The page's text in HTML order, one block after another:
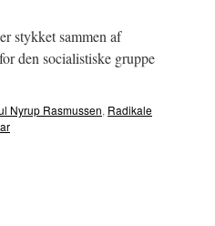
stykket sammen af
den socialistiske gruppe
Nyrup Rasmussen, Radikale